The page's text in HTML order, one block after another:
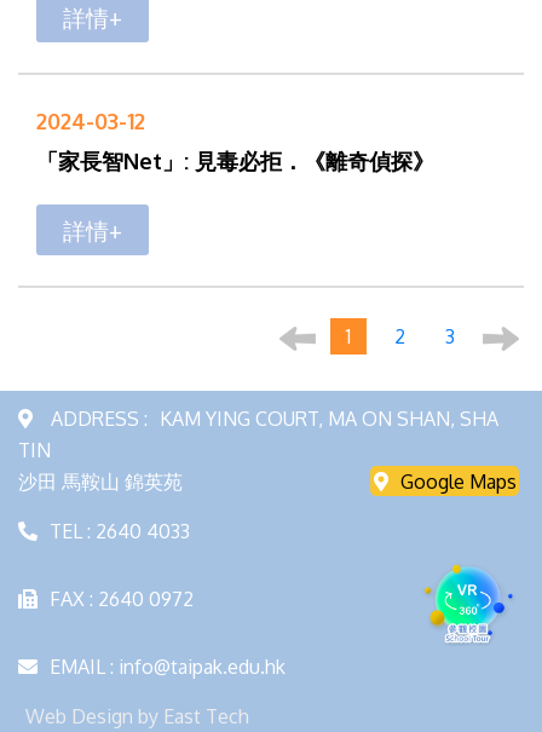
詳情+
2024-03-12
「家長智Net」: 見毒必拒．《離奇偵探》
詳情+
1 2 3
ADDRESS : KAM YING COURT, MA ON SHAN, SHA
TIN
沙田 馬鞍山 錦英苑
Google Maps
TEL : 2640 4033
FAX : 2640 0972
EMAIL : info@taipak.edu.hk
Web Design by East Tech